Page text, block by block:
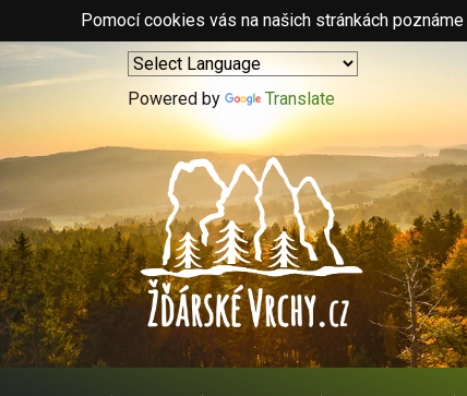
Pomocí cookies vás na našich stránkách
Powered by Translate